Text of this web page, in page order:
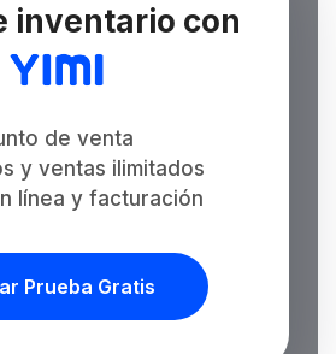
inventario con
de venta
y ventas ilimitados
línea y facturación
Prueba Gratis